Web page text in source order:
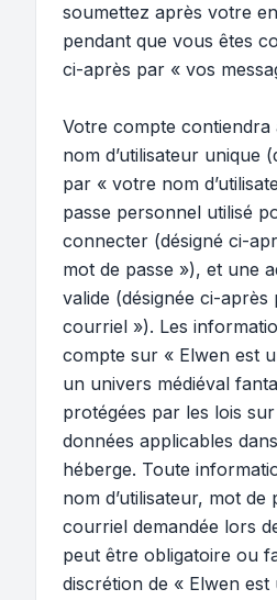
soumettez après votre
pendant que vous êtes
ci-après par « vos
Votre compte contiendra
nom d’utilisateur unique
par « votre nom
passe personnel utilisé
connecter (désigné ci-
mot de passe »), et une
valide (désignée ci-après
courriel »). Les
compte sur « Elwen est
un univers médiéval
protégées par les lois
données applicables
héberge. Toute
nom d’utilisateur, mot de
courriel demandée lors
peut être obligatoire ou
discrétion de « Elwen est